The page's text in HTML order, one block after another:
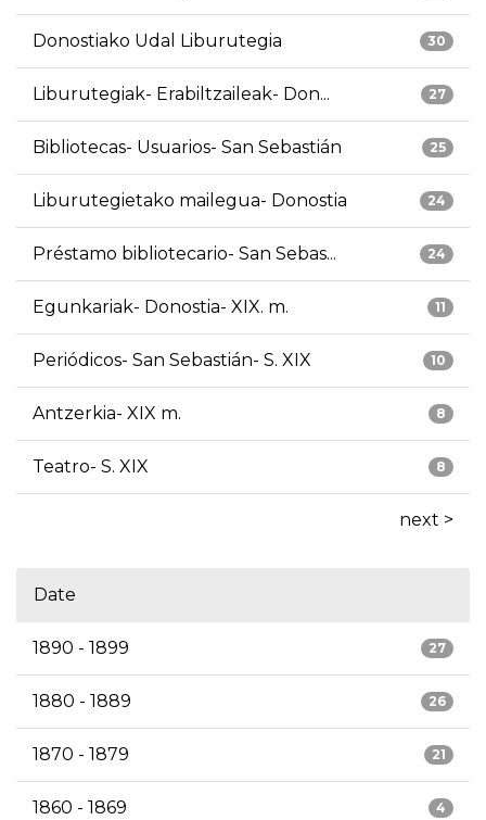
30
Donostiako Udal Liburutegia
27
Liburutegiak- Erabiltzaileak- Don...
25
Bibliotecas- Usuarios- San Sebastián
24
Liburutegietako mailegua- Donostia
24
Préstamo bibliotecario- San Sebas...
11
Egunkariak- Donostia- XIX. m.
10
Periódicos- San Sebastián- S. XIX
8
Antzerkia- XIX m.
8
Teatro- S. XIX
next >
Date
27
1890 - 1899
26
1880 - 1889
21
1870 - 1879
4
1860 - 1869